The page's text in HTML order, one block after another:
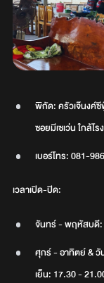
พิกัด: ครัวเจ๊นงค์ซี
ซอยมีเซเว่น ใกล้โ
เบอร์โทร: 081-
เวลาเปิด-ปิด:
จันทร์ - พฤหัสบดี:
ศุกร์ - อาทิตย์ & วั
เย็น: 17.30 -